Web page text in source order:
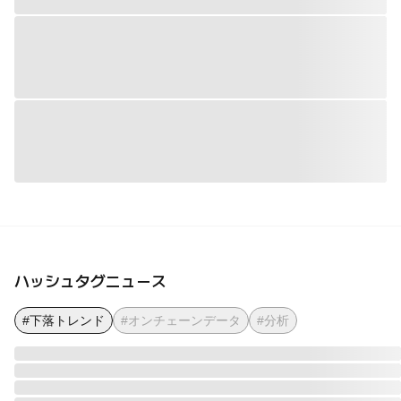
ハッシュタグニュース
#下落トレンド #オンチェーンデータ #分析